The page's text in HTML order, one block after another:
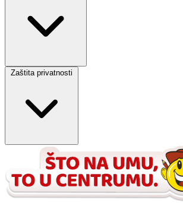
Zaštita privatnosti